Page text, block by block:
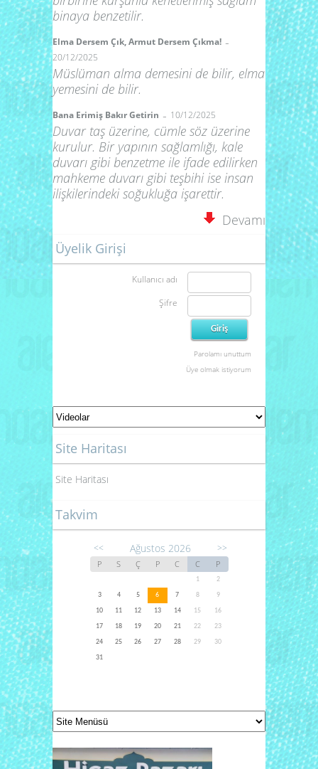
binaya benzetilir.
Elma Dersem Çık, Armut Dersem Çıkma! -
20/12/2025
Müslüman alma demesini de bilir, elma
yemesini de bilir.
Bana Erimiş Bakır Getirin - 10/12/2025
Duvar taş üzerine, cümle söz üzerine
kurulur. Bir yapının sağlamlığı, kale
duvarı gibi benzetme ile ifade edilirken
mahkeme duvarı gibi teşbihi ise insan
ilişkilerindeki soğukluğa işarettir.
Devamı
Üyelik Girişi
Kullanıcı adı
Şifre
Parolamı unuttum
Üye olmak istiyorum
Site Haritası
Site Haritası
Takvim
<< Ağustos 2026 >>
P S Ç P C C P
1
2
3
4 5 6 7 8
9
10
11 12 13 14 15
16
17
18 19 20 21 22
23
24
25 26 27 28 29
30
31